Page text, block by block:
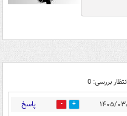
بررسی: 0
0 پاسخ